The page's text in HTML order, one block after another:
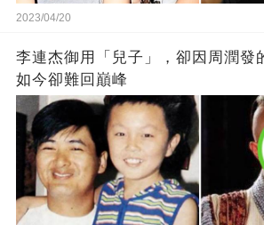
2023/04/20
李連杰御用「兒子」，卻因周潤發
如今卻難回巔峰